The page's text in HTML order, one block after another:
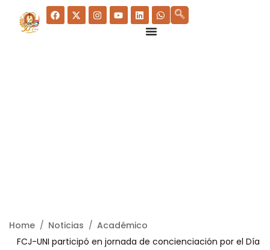
Home Noticias
Académico
FCJ-UNI participó en jornada de concienciación por el Día